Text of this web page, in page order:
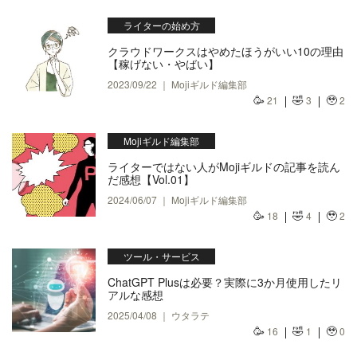
ライターの始め方
クラウドワークスはやめたほうがいい10の理由
【稼げない・やばい】
2023/09/22 ｜ Mojiギルド編集部
🥳 21 🤣3 🥹2
Mojiギルド編集部
ライターではない人がMojiギルドの記事を読ん
だ感想【Vol.01】
2024/06/07 ｜ Mojiギルド編集部
🥳 18 🤣4 🥹2
ツール・サービス
ChatGPT Plusは必要？実際に3か月使用したリ
アルな感想
2025/04/08 ｜ ウタラテ
🥳 16 🤣 1 🥹0